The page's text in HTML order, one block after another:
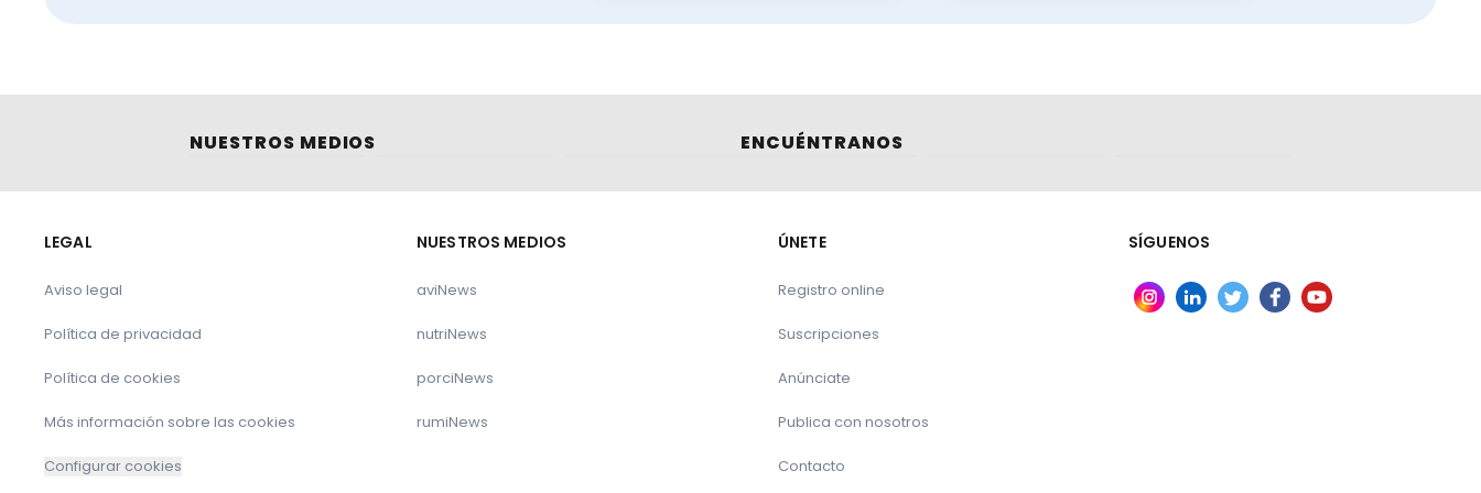
La transformación de una crisis medioambiental en un fenómeno político: las emisiones de nitrógeno en
En defensa de los alimentos de origen animal
NUESTROS MEDIOS ENCUÉNTRANOS
LEGAL
Aviso legal
Política de privacidad
Política de cookies
Más información sobre las cookies
Configurar cookies
NUESTROS MEDIOS
aviNews
nutriNews
porciNews
rumiNews
ÚNETE
Registro online
Suscripciones
Anúnciate
Publica con nosotros
Contacto
SÍGUENOS